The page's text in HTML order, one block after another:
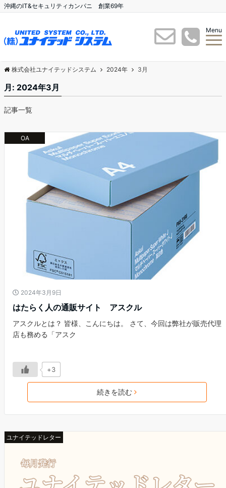
沖縄のIT&セキュリティカンパニ 創業69年
Menu
株式会社ユナイテッドシステム 2024年 3月
月: 2024年3月
記事一覧
OA
2024年3月9日
はたらく人の通販サイト アスクル
アスクルとは？ 皆様、こんにちは。 さて、今回は弊社が販売代理
店も務める「アスク
+3
続きを読む
ユナイテッドレター